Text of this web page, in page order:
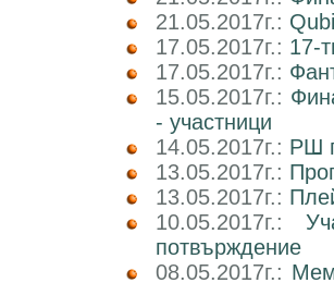
21.05.2017г.:
17.05.2017г.: 17-
17.05.2017г.:
15.05.2017г.:
- участници
14.05.2017г.: РШ
13.05.2017г.:
13.05.2017г.:
10.05.2017г.:
потвърждение
08.05.2017г.: